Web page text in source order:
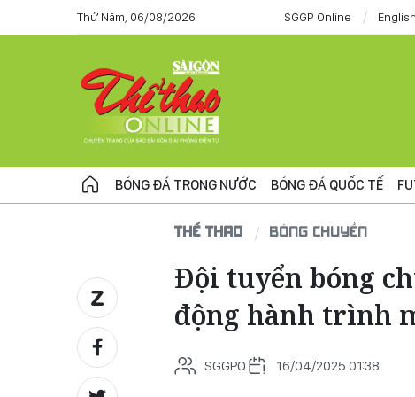
Thứ Năm, 06/08/2026 SGGP Online
BÓNG ĐÁ TRONG NƯỚC BÓNG ĐÁ QUỐC TẾ
THỂ THAO BÓNG CHUYỀN
Đội tuyển bóng
động hành trình
SGGPO 16/04/2025 01:38